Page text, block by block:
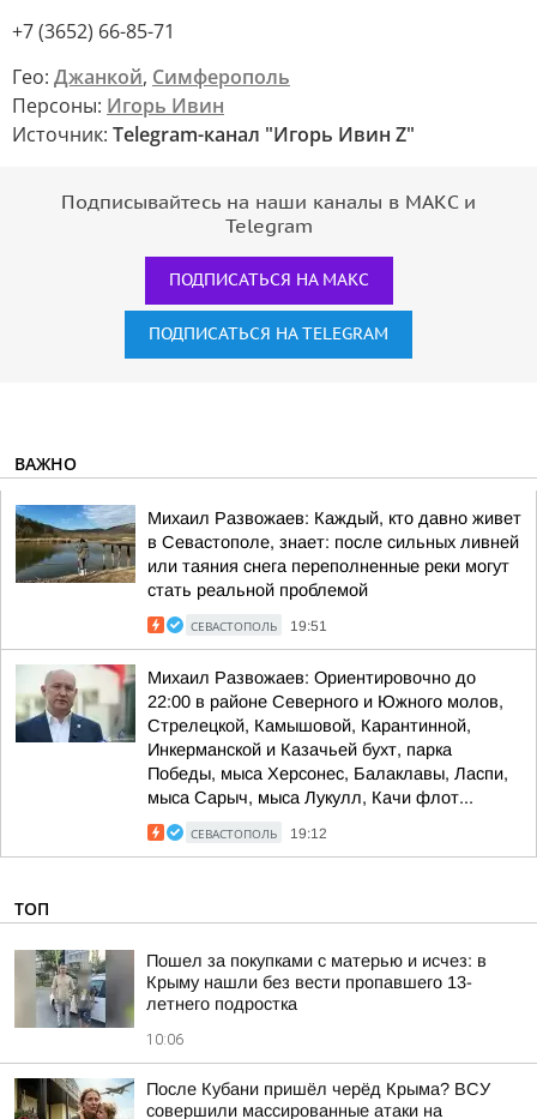
+7 (3652) 66-85-71
Гео: Джанкой, Симферополь
Персоны: Игорь Ивин
Источник: Telegram-канал "Игорь Ивин Z"
Подписывайтесь на наши каналы в МАКС и
Telegram
ПОДПИСАТЬСЯ НА МАКС
ПОДПИСАТЬСЯ НА TELEGRAM
ВАЖНО
Михаил Развожаев: Каждый, кто давно живет
в Севастополе, знает: после сильных ливней
или таяния снега переполненные реки могут
стать реальной проблемой
СЕВАСТОПОЛЬ 19:51
Михаил Развожаев: Ориентировочно до
22:00 в районе Северного и Южного молов,
Стрелецкой, Камышовой, Карантинной,
Инкерманской и Казачьей бухт, парка
Победы, мыса Херсонес, Балаклавы, Ласпи,
мыса Сарыч, мыса Лукулл, Качи флот...
СЕВАСТОПОЛЬ 19:12
ТОП
Пошел за покупками с матерью и исчез: в
Крыму нашли без вести пропавшего 13-
летнего подростка
10:06
После Кубани пришёл черёд Крыма? ВСУ
совершили массированные атаки на